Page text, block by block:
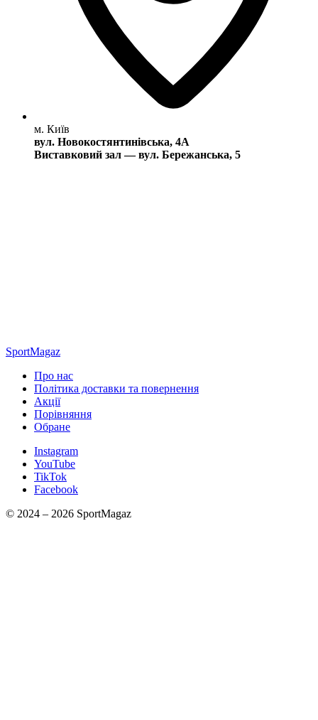
м. Київ
вул. Новокостянтинівська, 4А
Виставковий зал — вул. Бережанська, 5
SportMagaz
Про нас
Політика доставки та повернення
Акції
Порівняння
Обране
Instagram
YouTube
TikTok
Facebook
© 2024 – 2026 SportMagaz